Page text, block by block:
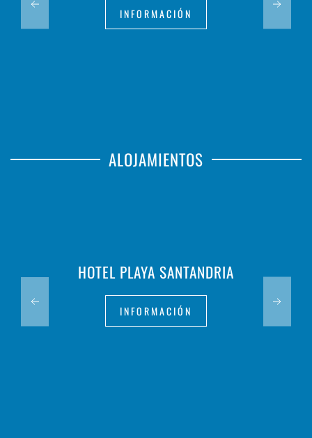
INFORMACIÓN
ALOJAMIENTOS
HOTEL PLAYA SANTANDRIA
INFORMACIÓN